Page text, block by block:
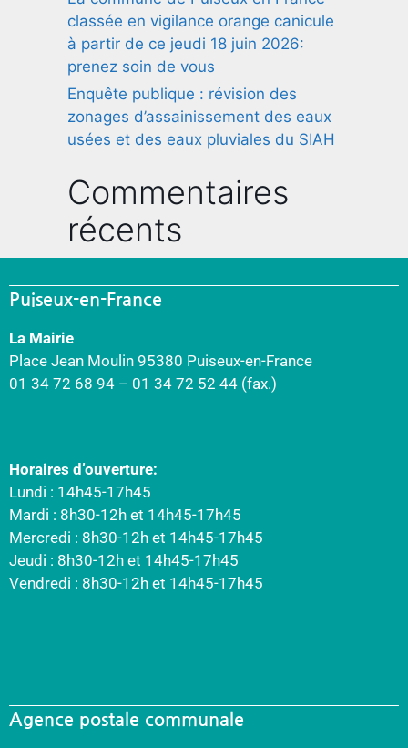
classée en vigilance orange canicule
à partir de ce jeudi 18 juin 2026:
prenez soin de vous
Enquête publique : révision des
zonages d’assainissement des eaux
usées et des eaux pluviales du SIAH
Commentaires
récents
Puiseux-en-France
La Mairie
Place Jean Moulin 95380 Puiseux-en-France
01 34 72 68 94 – 01 34 72 52 44 (fax.)
Horaires d’ouverture:
Lundi : 14h45-17h45
Mardi : 8h30-12h et 14h45-17h45
Mercredi : 8h30-12h et 14h45-17h45
Jeudi : 8h30-12h et 14h45-17h45
Vendredi : 8h30-12h et 14h45-17h45
Agence postale communale